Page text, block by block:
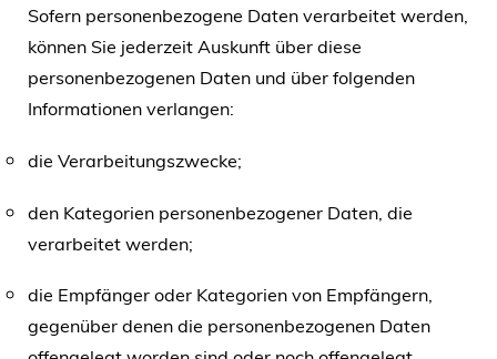
Sofern personenbezogene Daten verarbeitet werden,
können Sie jederzeit Auskunft über diese
personenbezogenen Daten und über folgenden
Informationen verlangen:
die Verarbeitungszwecke;
den Kategorien personenbezogener Daten, die
verarbeitet werden;
die Empfänger oder Kategorien von Empfängern,
gegenüber denen die personenbezogenen Daten